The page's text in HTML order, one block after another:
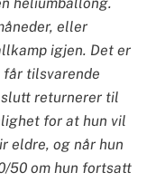
eller
igjen. Det er
tilsvarende
returnerer til
for at hun vil
eldre, og når hun
50 om hun fortsatt